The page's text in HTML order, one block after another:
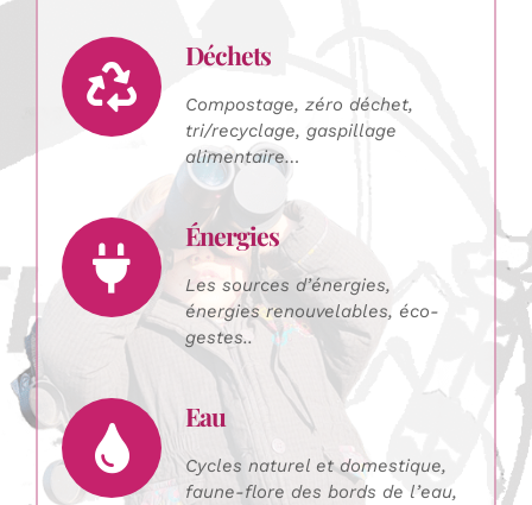
Déchets
Compostage, zéro déchet,
tri/recyclage, gaspillage
alimentaire…
Énergies
Les sources d’énergies,
énergies renouvelables, éco-
gestes..
Eau
Cycles naturel et domestique,
faune-flore des bords de l’eau,